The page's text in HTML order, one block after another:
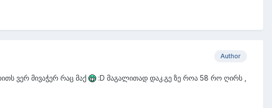
Author
ვერ მივაჭერ რაც მაქ
:D მაგალითად დაკ.გე ზე როა 58 რო ღირს ,